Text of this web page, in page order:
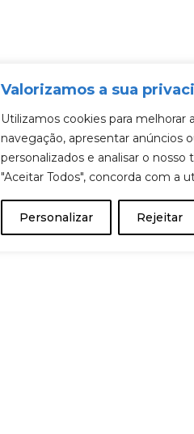
Valorizamos a sua
Utilizamos cookies para melhorar
navegação, apresentar anúncios
personalizados e analisar o nosso
"Aceitar Todos", concorda com a
Personalizar Rejeitar